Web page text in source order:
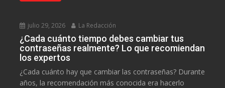
julio 29, 2026 La Redacción
¿Cada cuánto tiempo debes cambiar tus
contraseñas realmente? Lo que recomiendan
los expertos
¿Cada cuánto hay que cambiar las contraseñas? Durante
años, la recomendación más conocida era hacerlo